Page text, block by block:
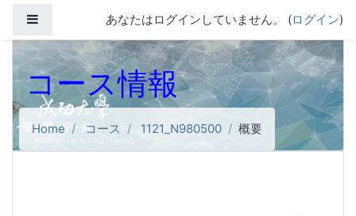
サイドパネルあなたはログインしていません。 (ログイン)
コース情報
Home コース 1121_N980500 概要